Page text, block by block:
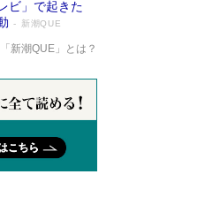
ビ」で起きた
新潮QUE
「新潮QUE」とは？